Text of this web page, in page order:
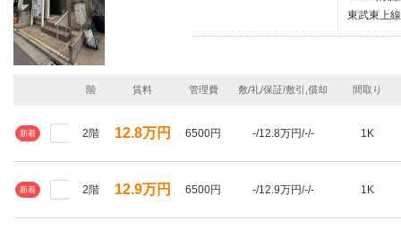
東武東上
階 賃料 管理費 敷/礼/保証/敷引,償却 間取り
新着 2階 12.8万円 6500円 -/12.8万円/-/- 1K
新着 2階 12.9万円 6500円 -/12.9万円/-/- 1K